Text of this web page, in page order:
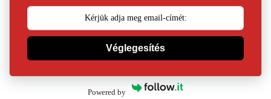
Véglegesítés
Powered by